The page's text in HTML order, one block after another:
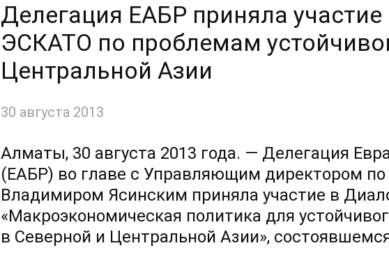
Делегация ЕАБР приняла
ЭСКАТО по проблемам
Центральной Азии
30 августа 2013
Алматы, 30 августа 2013 года. — Делегация
(ЕАБР) во главе с Управляющим директором по
Владимиром Ясинским приняла участие в
«Макроэкономическая политика для
в Северной и Центральной Азии»,